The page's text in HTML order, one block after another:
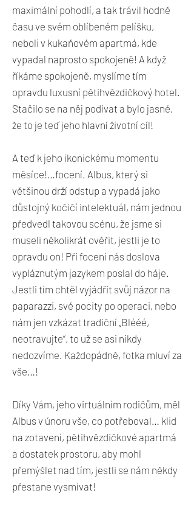
maximální pohodlí, a tak trávil hodně
času ve svém oblíbeném pelíšku,
neboli v kukaňovém apartmá, kde
vypadal naprosto spokojeně! A když
říkáme spokojeně, myslíme tím
opravdu luxusní pětihvězdičkový hotel.
Stačilo se na něj podívat a bylo jasné,
že to je teď jeho hlavní životní cíl!
A teď k jeho ikonickému momentu
měsíce!…focení. Albus, který si
většinou drží odstup a vypadá jako
důstojný kočičí intelektuál, nám jednou
předvedl takovou scénu, že jsme si
museli několikrát ověřit, jestli je to
opravdu on! Při focení nás doslova
vypláznutým jazykem poslal do háje.
Jestli tím chtěl vyjádřit svůj názor na
paparazzi, své pocity po operaci, nebo
nám jen vzkázat tradiční „Blééé,
neotravujte“, to už se asi nikdy
nedozvíme. Každopádně, fotka mluví za
vše…!
Díky Vám, jeho virtuálním rodičům, měl
Albus v únoru vše, co potřeboval… klid
na zotavení, pětihvězdičkové apartmá
a dostatek prostoru, aby mohl
přemýšlet nad tím, jestli se nám někdy
přestane vysmívat!